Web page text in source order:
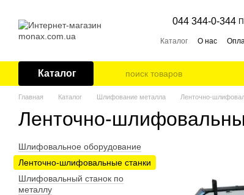
044 344-0-344
Каталог О нас
Каталог
Главная Каталог Шлифование металла Ленточно-
Ленточно-
Шлифовальное оборудование
Ленточно-шлифовальные станки
Шлифовальный станок по
металлу